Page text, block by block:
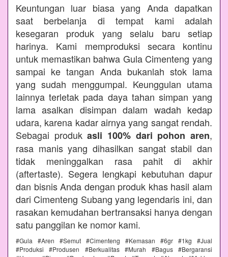
Keuntungan luar biasa yang Anda dapatkan
saat berbelanja di tempat kami adalah
kesegaran produk yang selalu baru setiap
harinya. Kami memproduksi secara kontinu
untuk memastikan bahwa Gula Cimenteng yang
sampai ke tangan Anda bukanlah stok lama
yang sudah menggumpal. Keunggulan utama
lainnya terletak pada daya tahan simpan yang
lama asalkan disimpan dalam wadah kedap
udara, karena kadar airnya yang sangat rendah.
Sebagai produkasli 100% dari pohon aren,
rasa manis yang dihasilkan sangat stabil dan
tidak meninggalkan rasa pahit di akhir
(aftertaste). Segera lengkapi kebutuhan dapur
dan bisnis Anda dengan produk khas hasil alam
dari Cimenteng Subang yang legendaris ini, dan
rasakan kemudahan bertransaksi hanya dengan
satu panggilan ke nomor kami.
#Gula #Aren #Semut #Cimenteng #Kemasan #6gr #1kg #Jual
#Produksi #Produsen #Berkualitas #Murah #Bagus #Bergaransi